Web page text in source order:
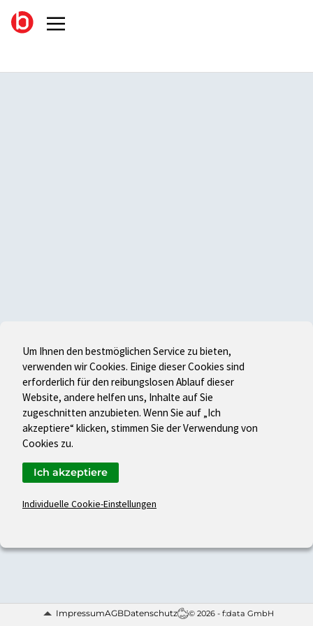
ImpressumAGBDatenschutz © 2026 - f:data GmbH
Um Ihnen den bestmöglichen Service zu bieten,
verwenden wir Cookies. Einige dieser Cookies sind
erforderlich für den reibungslosen Ablauf dieser
Website, andere helfen uns, Inhalte auf Sie
zugeschnitten anzubieten. Wenn Sie auf „Ich
akzeptiere“ klicken, stimmen Sie der Verwendung von
Cookies zu.
Individuelle Cookie-Einstellungen
Ich akzeptiere